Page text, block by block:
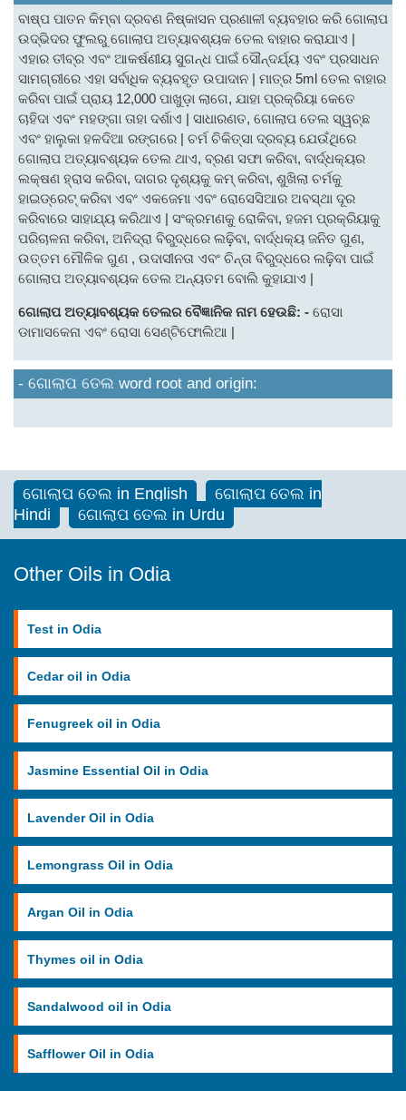
ବାଷ୍ପ ପାତନ କିମ୍ବା ଦ୍ରବଣ ନିଷ୍କାସନ ପ୍ରଣାଳୀ ବ୍ୟବହାର କରି ଗୋଲାପ
ଉଦ୍ଭିଦର ଫୁଲରୁ ଗୋଲାପ ଅତ୍ୟାବଶ୍ୟକ ତେଲ ବାହାର କରାଯାଏ |
ଏହାର ତୀବ୍ର ଏବଂ ଆକର୍ଷଣୀୟ ସୁଗନ୍ଧ ପାଇଁ ସୌନ୍ଦର୍ଯ୍ୟ ଏବଂ ପ୍ରସାଧନ
ସାମଗ୍ରୀରେ ଏହା ସର୍ବାଧିକ ବ୍ୟବହୃତ ଉପାଦାନ | ମାତ୍ର 5ml ତେଲ ବାହାର
କରିବା ପାଇଁ ପ୍ରାୟ 12,000 ପାଖୁଡ଼ା ଲାଗେ, ଯାହା ପ୍ରକ୍ରିୟା କେତେ
ଚାହିଦା ଏବଂ ମହଙ୍ଗା ତାହା ଦର୍ଶାଏ | ସାଧାରଣତ, ଗୋଲାପ ତେଲ ସ୍ୱଚ୍ଛ
ଏବଂ ହାଲୁକା ହଳଦିଆ ରଙ୍ଗରେ | ଚର୍ମ ଚିକିତ୍ସା ଦ୍ରବ୍ୟ ଯେଉଁଥିରେ
ଗୋଲାପ ଅତ୍ୟାବଶ୍ୟକ ତେଲ ଥାଏ, ବ୍ରଣ ସଫା କରିବା, ବାର୍ଦ୍ଧକ୍ୟର
ଲକ୍ଷଣ ହ୍ରାସ କରିବା, ଦାଗର ଦୃଶ୍ୟକୁ କମ୍ କରିବା, ଶୁଖିଲା ଚର୍ମକୁ
ହାଇଡ୍ରେଟ୍ କରିବା ଏବଂ ଏକଜେମା ଏବଂ ରୋସେସିଆର ଅବସ୍ଥା ଦୂର
କରିବାରେ ସାହାଯ୍ୟ କରିଥାଏ | ସଂକ୍ରମଣକୁ ରୋକିବା, ହଜମ ପ୍ରକ୍ରିୟାକୁ
ପରିଚାଳନା କରିବା, ଅନିଦ୍ରା ବିରୁଦ୍ଧରେ ଲଢ଼ି଼ବା, ବାର୍ଦ୍ଧକ୍ୟ ଜନିତ ଗୁଣ,
ଉତ୍ତମ ମୌଳିକ ଗୁଣ , ଉଦାସୀନତା ଏବଂ ଚିନ୍ତା ବିରୁଦ୍ଧରେ ଲଢ଼ି଼ବା ପାଇଁ
ଗୋଲାପ ଅତ୍ୟାବଶ୍ୟକ ତେଲ ଅନ୍ୟତମ ବୋଲି କୁହାଯାଏ |
ଗୋଲାପ ଅତ୍ୟାବଶ୍ୟକ ତେଲର ବୈଜ୍ଞାନିକ ନାମ ହେଉଛି: - ରୋସା
ଡାମାସକେନା ଏବଂ ରୋସା ସେଣ୍ଟିଫୋଲିଆ |
- ଗୋଲାପ ତେଲ word root and origin:
ଗୋଲାପ ତେଲ in English
ଗୋଲାପ ତେଲ in
Hindi
ଗୋଲାପ ତେଲ in Urdu
Other Oils in Odia
Test in Odia
Cedar oil in Odia
Fenugreek oil in Odia
Jasmine Essential Oil in Odia
Lavender Oil in Odia
Lemongrass Oil in Odia
Argan Oil in Odia
Thymes oil in Odia
Sandalwood oil in Odia
Safflower Oil in Odia